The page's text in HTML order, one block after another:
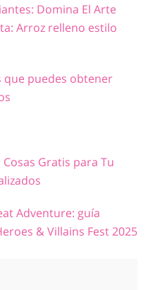
Domina El Arte
Arroz relleno estilo
que puedes obtener
Gratis para Tu
Adventure: guía
& Villains Fest 2025